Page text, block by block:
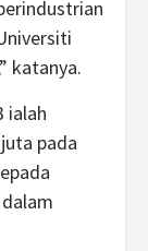
katanya.
ialah
pada